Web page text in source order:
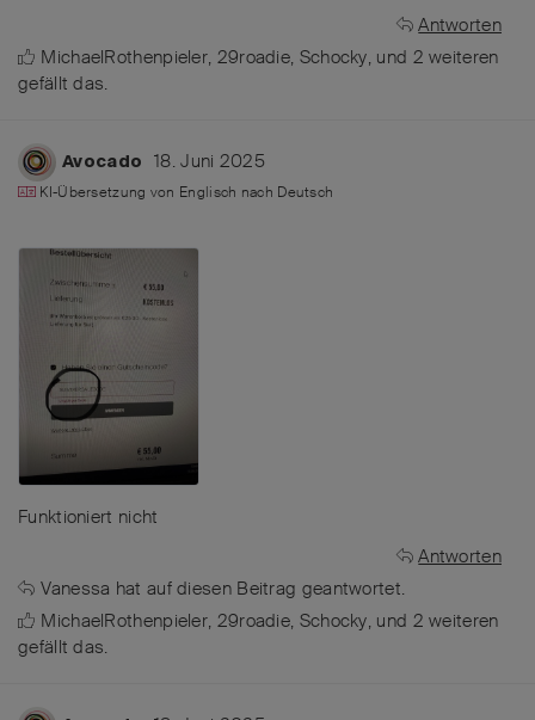
Antworten
MichaelRothenpieler, 29roadie, Schocky, und 2 weiteren
gefällt das.
Avocado 18. Juni 2025
KI-Übersetzung von Englisch nach Deutsch
Funktioniert nicht
Antworten
Vanessa hat auf diesen Beitrag geantwortet.
MichaelRothenpieler, 29roadie, Schocky, und 2 weiteren
gefällt das.